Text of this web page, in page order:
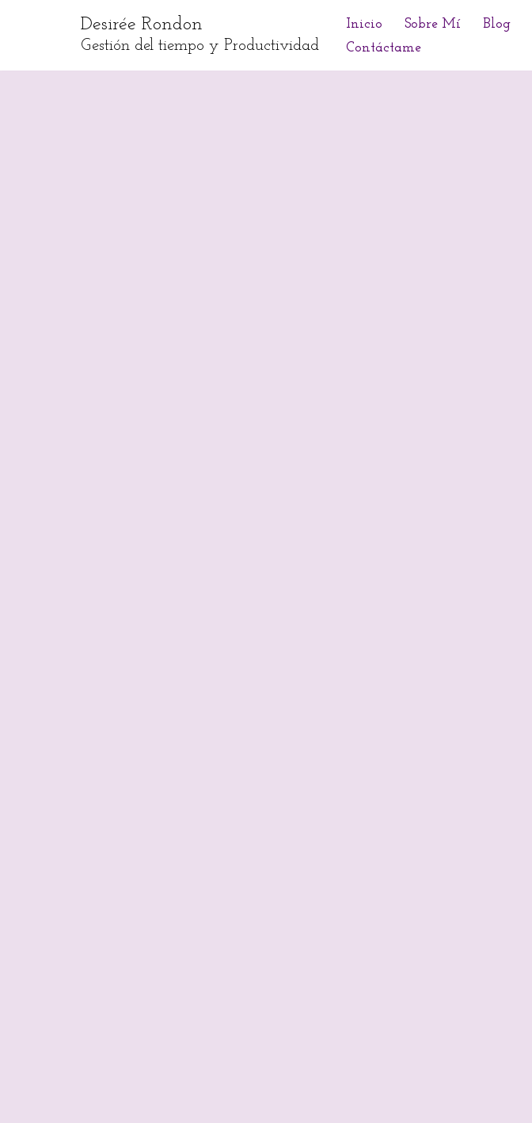
to
Desirée Rondon
Gestión del tiempo y Productividad
Inicio Sobre Mí Blog
Contáctame